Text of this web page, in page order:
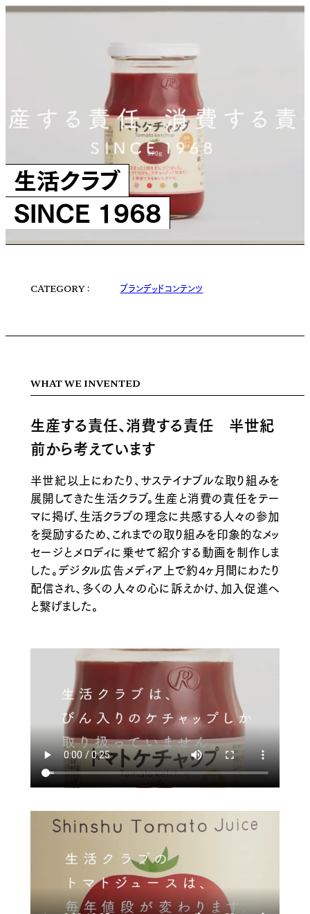
生活クラブ
SINCE 1968
CATEGORY ブランデッドコンテンツ
WHAT WE INVENTED
生産する責任、消費する責任 半世紀
前から考えています
半世紀以上にわたり、サステイナブルな取り組みを
展開してきた生活クラブ。生産と消費の責任をテー
マに掲げ、生活クラブの理念に共感する人々の参加
を奨励するため、これまでの取り組みを印象的なメッ
セージとメロディに乗せて紹介する動画を制作しま
した。デジタル広告メディア上で約4ヶ月間にわたり
配信され、多くの人々の心に訴えかけ、加入促進へ
と繋げました。